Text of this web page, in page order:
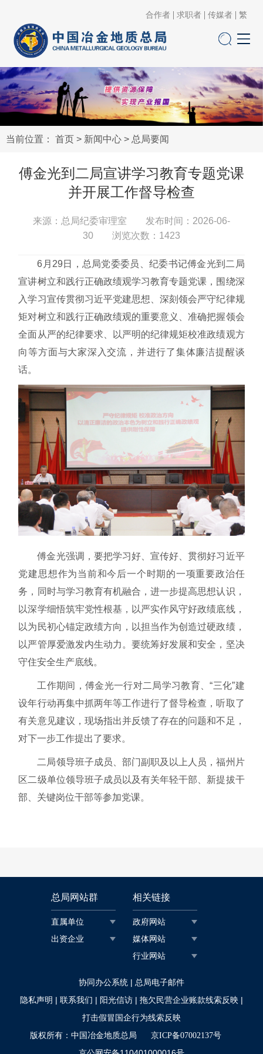
合作者 求职者 传媒者 繁
当前位置： 首页 > 新闻中心 > 总局要闻
傅金光到二局宣讲学习教育专题党课
并开展工作督导检查
来源：总局纪委审理室 发布时间：2026-06-
30 浏览次数： 1423
6月29日，总局党委委员、纪委书记傅金光到二局
宣讲树立和践行正确政绩观学习教育专题党课，围绕深
入学习宣传贯彻习近平党建思想、深刻领会严守纪律规
矩对树立和践行正确政绩观的重要意义、准确把握领会
全面从严的纪律要求、以严明的纪律规矩校准政绩观方
向等方面与大家深入交流，并进行了集体廉洁提醒谈
话。
傅金光强调，要把学习好、宣传好、贯彻好习近平
党建思想作为当前和今后一个时期的一项重要政治任
务，同时与学习教育有机融合，进一步提高思想认识，
以深学细悟筑牢党性根基，以严实作风守好政绩底线，
以为民初心锚定政绩方向，以担当作为创造过硬政绩，
以严管厚爱激发内生动力。要统筹好发展和安全，坚决
守住安全生产底线。
工作期间，傅金光一行对二局学习教育、“三化”建
设年行动再集中抓两年等工作进行了督导检查，听取了
有关意见建议，现场指出并反馈了存在的问题和不足，
对下一步工作提出了要求。
二局领导班子成员、部门副职及以上人员，福州片
区二级单位领导班子成员以及有关年轻干部、新提拔干
部、关键岗位干部等参加党课。
总局网站群
直属单位
出资企业
相关链接
政府网站
媒体网站
行业网站
协同办公系统 | 总局电子邮件
隐私声明 | 联系我们 | 阳光信访 | 拖欠民营企业账款线索反映 |
打击假冒国企行为线索反映
版权所有：中国冶金地质总局 京ICP备07002137号